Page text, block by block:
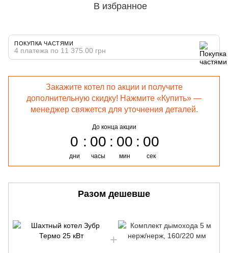
В избранное
ПОКУПКА ЧАСТЯМИ
4 платежа по 11 375.00 грн
Закажите котел по акции и получите
дополнительную скидку! Нажмите «Купить» —
менеджер свяжется для уточнения деталей.
До конца акции
0
дни
00
часы
00
мин
00
сек
Разом дешевше